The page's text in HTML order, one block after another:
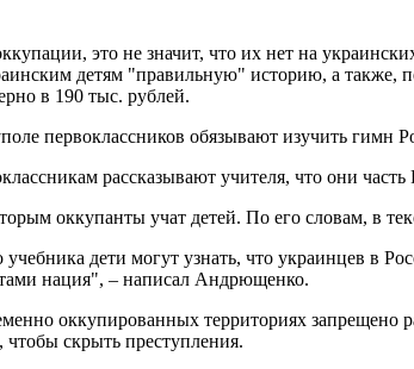
это не значит, что их нет на
детям "правильную" историю, а
в 190 тыс. рублей.
первоклассников обязывают изучить
рассказывают учителя, что они
оккупанты учат детей. По его словам, в
учебника дети могут узнать, что украинцев в
нация", – написал Андрющенко.
оккупированных территориях запрещено
скрыть преступления.